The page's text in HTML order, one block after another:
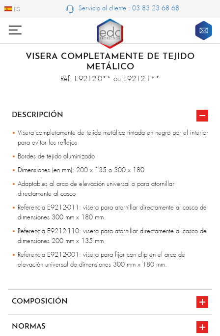
ES
ES Servicio al cliente : 03 83 23 68 68
VISERA COMPLETAMENTE DE TEJIDO
METÁLICO
Réf. E9212-0** ou E9212-1**
DESCRIPCIÓN
Visera completamente de tejido metálico tintada en negro por el interior
para evitar los reflejos
Bordes de tejido aluminizado
Dimensiones (en mm): 200 x 135 o 300 x 180
Adaptables al arco de elevación universal o para atornillar
directamente al casco
Referencia E9212-011: visera para atornillar directamente al casco de
dimensiones 300 mm x 180 mm
Referencia E9212-110: visera para atornillar directamente al casco de
dimensiones 200 mm x 135 mm
Referencia E9212-001: visera para fijar con clip en el arco de
elevación universal de dimensiones 300 mm x 180 mm.
COMPOSICIÓN
Tejido aluminizado en el borde
NORMAS